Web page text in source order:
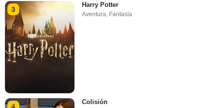
3
Harry Potter
Aventura, Fantasía
Colisión